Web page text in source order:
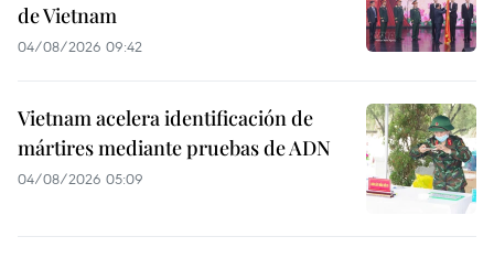
de Vietnam
04/08/2026 09:42
Vietnam acelera identificación de
mártires mediante pruebas de ADN
04/08/2026 05:09